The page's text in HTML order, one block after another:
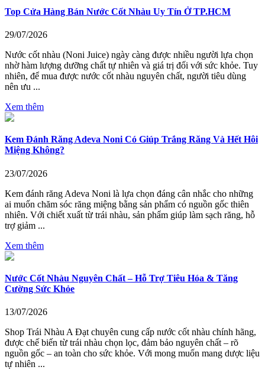
Top Cửa Hàng Bán Nước Cốt Nhàu Uy Tín Ở TP.HCM
29/07/2026
Nước cốt nhàu (Noni Juice) ngày càng được nhiều người lựa chọn
nhờ hàm lượng dưỡng chất tự nhiên và giá trị đối với sức khỏe. Tuy
nhiên, để mua được nước cốt nhàu nguyên chất, người tiêu dùng
nên ưu ...
Xem thêm
Kem Đánh Răng Adeva Noni Có Giúp Trắng Răng Và Hết Hôi
Miệng Không?
23/07/2026
Kem đánh răng Adeva Noni là lựa chọn đáng cân nhắc cho những
ai muốn chăm sóc răng miệng bằng sản phẩm có nguồn gốc thiên
nhiên. Với chiết xuất từ trái nhàu, sản phẩm giúp làm sạch răng, hỗ
trợ giảm ...
Xem thêm
Nước Cốt Nhàu Nguyên Chất – Hỗ Trợ Tiêu Hóa & Tăng
Cường Sức Khỏe
13/07/2026
Shop Trái Nhàu A Đạt chuyên cung cấp nước cốt nhàu chính hãng,
được chế biến từ trái nhàu chọn lọc, đảm bảo nguyên chất – rõ
nguồn gốc – an toàn cho sức khỏe. Với mong muốn mang dược liệu
tự nhiên ...